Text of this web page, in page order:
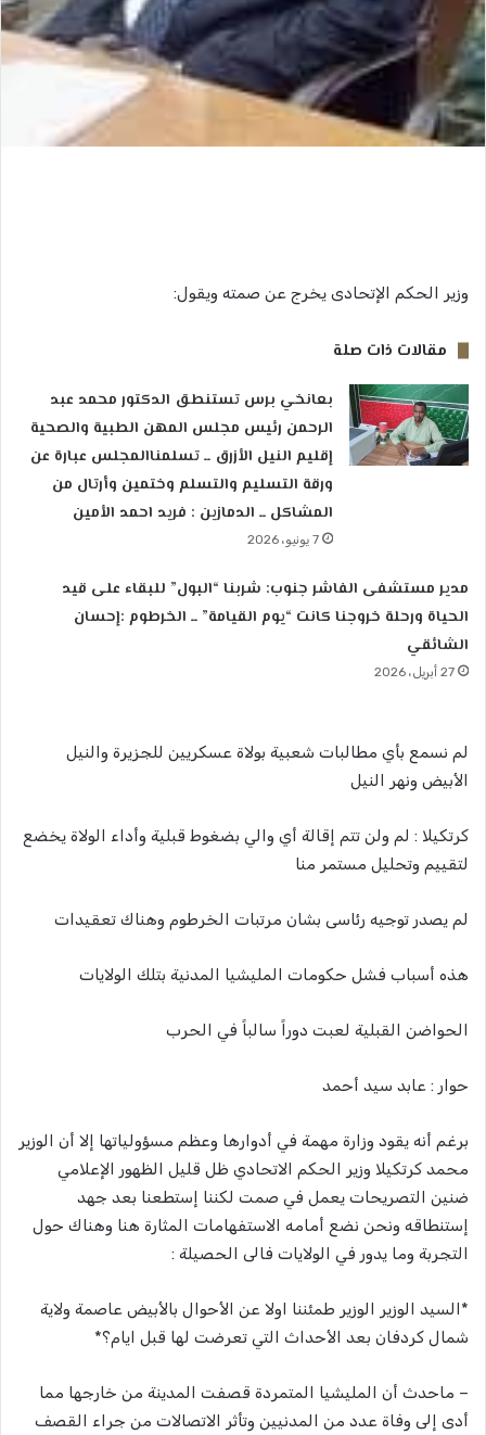
وزير الحكم الإتحادى يخرج عن صمته ويقول:
مقالات ذات صلة
بعانخي برس تستنطق الدكتور محمد عبد
الرحمن رئيس مجلس المهن الطبية والصحية
إقليم النيل الأزرق ــ تسلمناالمجلس عبارة عن
ورقة التسليم والتسلم وختمين وأرتال من
المشاكل ــ الدمازين : فريد احمد الأمين
7 يونيو، 2026
مدير مستشفى الفاشر جنوب: شربنا “البول” للبقاء على قيد
الحياة ورحلة خروجنا كانت “يوم القيامة” ــ ​الخرطوم :إحسان
الشائقي
27 أبريل، 2026
لم نسمع بأي مطالبات شعبية بولاة عسكريين للجزيرة والنيل
الأبيض ونهر النيل
كرتكيلا : لم ولن تتم إقالة أي والي بضغوط قبلية وأداء الولاة يخضع
لتقييم وتحليل مستمر منا
لم يصدر توجيه رئاسى بشان مرتبات الخرطوم وهناك تعقيدات
هذه أسباب فشل حكومات المليشيا المدنية بتلك الولايات
الحواضن القبلية لعبت دوراً سالباً في الحرب
حوار : عابد سيد أحمد
برغم أنه يقود وزارة مهمة في أدوارها وعظم مسؤولياتها إلا أن الوزير
محمد كرتكيلا وزير الحكم الاتحادي ظل قليل الظهور الإعلامي
ضنين التصريحات يعمل في صمت لكننا إستطعنا بعد جهد
إستنطاقه ونحن نضع أمامه الاستفهامات المثارة هنا وهناك حول
التجربة وما يدور في الولايات فالى الحصيلة :
*السيد الوزير الوزير طمئننا اولا عن الأحوال بالأبيض عاصمة ولاية
شمال كردفان بعد الأحداث التي تعرضت لها قبل ايام؟*
– ماحدث أن المليشيا المتمردة قصفت المدينة من خارجها مما
أدى إلى وفاة عدد من المدنيين وتأثر الاتصالات من جراء القصف